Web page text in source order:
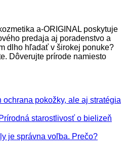
a-ORIGINAL poskytuje
predaja aj poradenstvo a
dlho hľadať v širokej ponuke?
Dôverujte prírode namiesto
ochrana pokožky, ale aj stratégia
starostlivosť o bielizeň
je správna voľba. Prečo?Žiadne